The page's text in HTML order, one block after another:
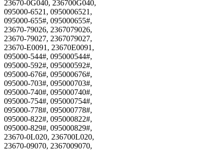
23670-0G040, 236700G040,
095000-6521, 0950006521,
095000-655#, 095000655#,
23670-79026, 2367079026,
23670-79027, 2367079027,
23670-E0091, 23670E0091,
095000-544#, 095000544#,
095000-592#, 095000592#,
095000-676#, 095000676#,
095000-703#, 095000703#,
095000-740#, 095000740#,
095000-754#, 095000754#,
095000-778#, 095000778#,
095000-822#, 095000822#,
095000-829#, 095000829#,
23670-0L020, 236700L020,
23670-09070, 2367009070,